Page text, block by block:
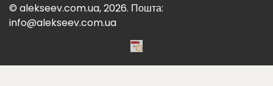
© alekseev.com.ua, 2026. Пошта:
info@alekseev.com.ua